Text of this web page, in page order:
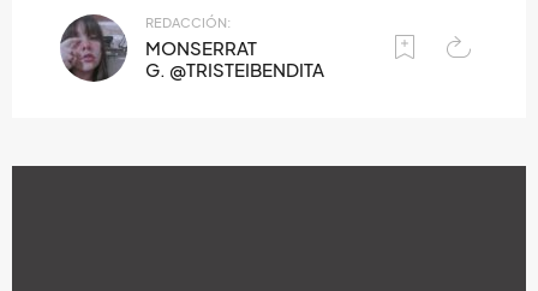
REDACCIÓN:
MONSERRAT
G. @TRISTEIBENDITA